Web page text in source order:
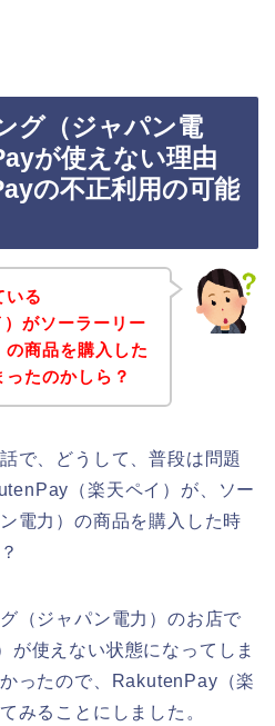
グ（ジャパン電
が使えない理由
の不正利用の可能
いる
がソーラーリー
商品を購入した
たのかしら？
で、どうして、普段は問題
（楽天ペイ）が、ソー
電力）の商品を購入した時
（ジャパン電力）のお店で
が使えない状態になってしま
ったので、RakutenPay（楽
みることにしました。